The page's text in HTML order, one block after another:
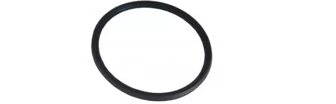
М. ХАРЬКОВСКАЯ - ВТ-СБ,
С 10-00 ДО 18-00
(067) 385 27 70
(063) 527 27 00
(044) 332 76 42
КАРТА